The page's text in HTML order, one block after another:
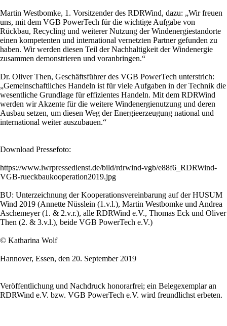
Martin Westbomke, 1. Vorsitzender des RDRWind, dazu: „Wir freuen
uns, mit dem VGB PowerTech für die wichtige Aufgabe von
Rückbau, Recycling und weiterer Nutzung der Windenergiestandorte
einen kompetenten und international vernetzten Partner gefunden zu
haben. Wir werden diesen Teil der Nachhaltigkeit der Windenergie
zusammen demonstrieren und voranbringen.“
Dr. Oliver Then, Geschäftsführer des VGB PowerTech unterstrich:
„Gemeinschaftliches Handeln ist für viele Aufgaben in der Technik die
wesentliche Grundlage für effizientes Handeln. Mit dem RDRWind
werden wir Akzente für die weitere Windenergienutzung und deren
Ausbau setzen, um diesen Weg der Energieerzeugung national und
international weiter auszubauen.“
Download Pressefoto:
https://www.iwrpressedienst.de/bild/rdrwind-vgb/e88f6_RDRWind-
VGB-rueckbaukooperation2019.jpg
BU: Unterzeichnung der Kooperationsvereinbarung auf der HUSUM
Wind 2019 (Annette Nüsslein (1.v.l.), Martin Westbomke und Andrea
Aschemeyer (1. & 2.v.r.), alle RDRWind e.V., Thomas Eck und Oliver
Then (2. & 3.v.l.), beide VGB PowerTech e.V.)
© Katharina Wolf
Hannover, Essen, den 20. September 2019
Veröffentlichung und Nachdruck honorarfrei; ein Belegexemplar an
RDRWind e.V. bzw. VGB PowerTech e.V. wird freundlichst erbeten.